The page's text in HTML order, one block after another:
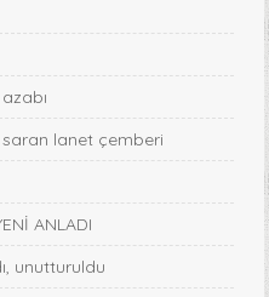
lanet çemberi
ANLADI
unutturuldu